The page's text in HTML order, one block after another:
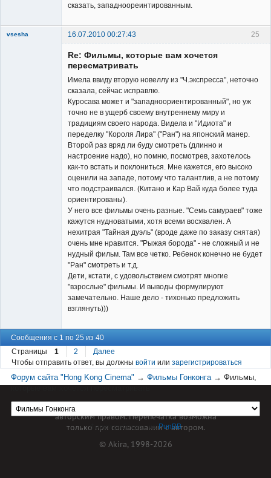
сказать, западноореинтированным.
25
vsesha 16.07.2010 00:27:43
Re: Фильмы, которые вам хочется
пересматривать
Имела ввиду вторую новеллу из "Ч.экспресса", неточно
сказала, сейчас исправлю.
Куросава может и "западноориентированный", но уж
точно не в ущерб своему внутреннему миру и
традициям своего народа. Видела и "Идиота" и
переделку "Короля Лира" ("Ран") на японский манер.
Второй раз вряд ли буду смотреть (длинно и
настроение надо), но помню, посмотрев, захотелось
как-то встать и поклониться. Мне кажется, его высоко
оценили на западе, потому что талантлив, а не потому
что подстраивался. (Китано и Кар Вай куда более туда
ориентированы).
У него все фильмы очень разные. "Семь самураев" тоже
кажутся нудноватыми, хотя всеми восхвален. А
нехитрая "Тайная дуэль" (вроде даже по заказу снятая)
очень мне нравится. "Рыжая борода" - не сложный и не
нудный фильм. Там все четко. Ребенок конечно не будет
"Ран" смотреть и т.д.
Дети, кстати, с удовольствием смотрят многие
"взрослые" фильмы. И выводы формулируют
замечательно. Наше дело - тихонько предложить
взглянуть)))
Сообщения с 1 по 25 из 40
Страницы
1 2
Далее
Чтобы отправить ответ, вы должны войти или зарегистрироваться
Форум сайта "Hong Kong Cinema" →Фильмы Гонконга →Фильмы,
Форум работает наPunBB
Материал сайта hkcinema.ru защищен
авторским правом. Перепечатка возможна
только при согласовании с автором.
© Akira, 1998-2026